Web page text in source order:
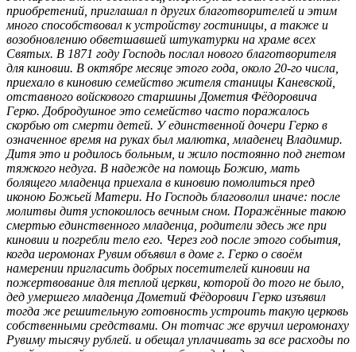
приобретений, приглашал п других благотворителей и этим
много способствовал к устройству гостиницы, а также и
возобновлению обветшавшей штукатурки на храме всех
Святых. В 1871 году Господь послал нового благотворителя
для киновии. В октябре месяце этого года, около 20-го числа,
приехало в киновию семейство жителя станицы Каневской,
отставного войскового старшины Дометия Фёдоровича
Герко. Добродушное это семейство часто поражалось
скорбью от смерти детей. У единственной дочери Герко в
означенное время на руках был малютка, младенец Владимир.
Дитя это и родилось больным, и жило постоянно под гнетом
тяжкого недуга. В надежде на помощь Божию, мать
болящего младенца приехала в киновию помолиться пред
иконою Божьей Матери. Но Господь благоволил иначе: после
молитвы дитя успокоилось вечным сном. Поражённые такою
смертью единственного младенца, родители здесь же при
киновии и погребли тело его. Через год после этого события,
когда иеромонах Рувим объявил в доме г. Герко о своём
намерении пригласить добрых посетителей киновии на
пожертвование для теплой церкви, которой до того не было,
дед умершего младенца Дометий Фёдорович Герко изъявил
тогда же решительную готовность устроить такую церковь
собственными средствами. Он тотчас же вручил иеромонаху
Рувиму тысячу рублей. и обещал уплачивать за все расходы по